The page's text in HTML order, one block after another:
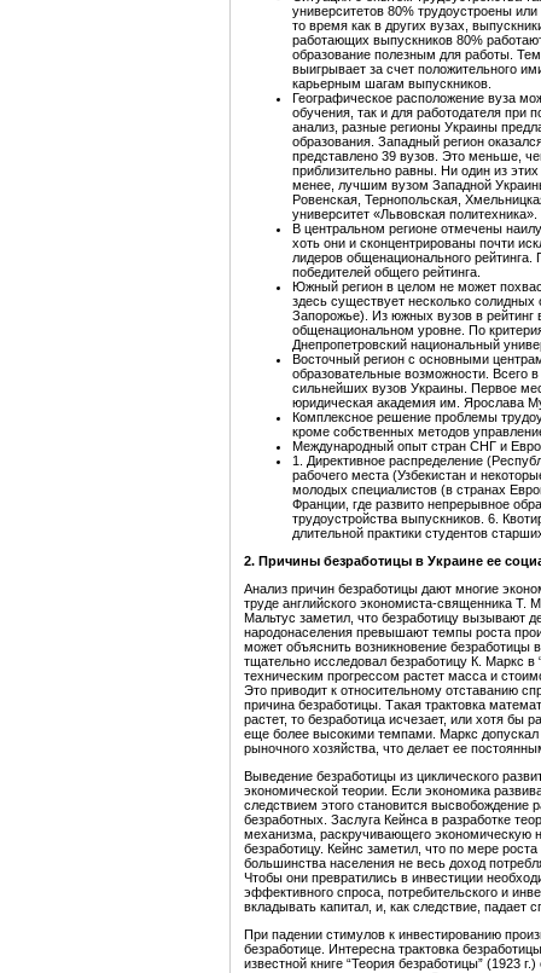
университетов 80% трудоустроены
то время как в других вузах,
работающих выпускников 80%
образование полезным для работы.
выигрывает за счет положительного
карьерным шагам выпускников.
Географическое расположение вуза
обучения, так и для работодателя при
анализ, разные регионы Украины
образования. Западный регион
представлено 39 вузов. Это меньше,
приблизительно равны. Ни один из
менее, лучшим вузом Западной
Ровенская, Тернопольская,
университет «Львовская политехника».
В центральном регионе отмечены
хоть они и сконцентрированы почти
лидеров общенационального
победителей общего рейтинга.
Южный регион в целом не может
здесь существует несколько
Запорожье). Из южных вузов в
общенациональном уровне. По
Днепропетровский национальный
Восточный регион с основными
образовательные возможности. Всего
сильнейших вузов Украины. Первое
юридическая академия им. Ярослава
Комплексное решение проблемы
кроме собственных методов
Международный опыт стран СНГ и
1. Директивное распределение
рабочего места (Узбекистан и
молодых специалистов (в странах
Франции, где развито непрерывное
трудоустройства выпускников. 6.
длительной практики студентов
2. Причины безработицы в Украине ее
Анализ причин безработицы дают многие
труде английского экономиста-священника Т.
Мальтус заметил, что безработицу вызывают
народонаселения превышают темпы роста
может объяснить возникновение безработицы
тщательно исследовал безработицу К. Маркс в
техническим прогрессом растет масса и
Это приводит к относительному отставанию
причина безработицы. Такая трактовка
растет, то безработица исчезает, или хотя бы
еще более высокими темпами. Маркс допускал
рыночного хозяйства, что делает ее
Выведение безработицы из циклического
экономической теории. Если экономика
следствием этого становится высвобождение
безработных. Заслуга Кейнса в разработке
механизма, раскручивающего экономическую
безработицу. Кейнс заметил, что по мере
большинства населения не весь доход
Чтобы они превратились в инвестиции
эффективного спроса, потребительского и
вкладывать капитал, и, как следствие, падает
При падении стимулов к инвестированию
безработице. Интересна трактовка
известной книге “Теория безработицы” (1923